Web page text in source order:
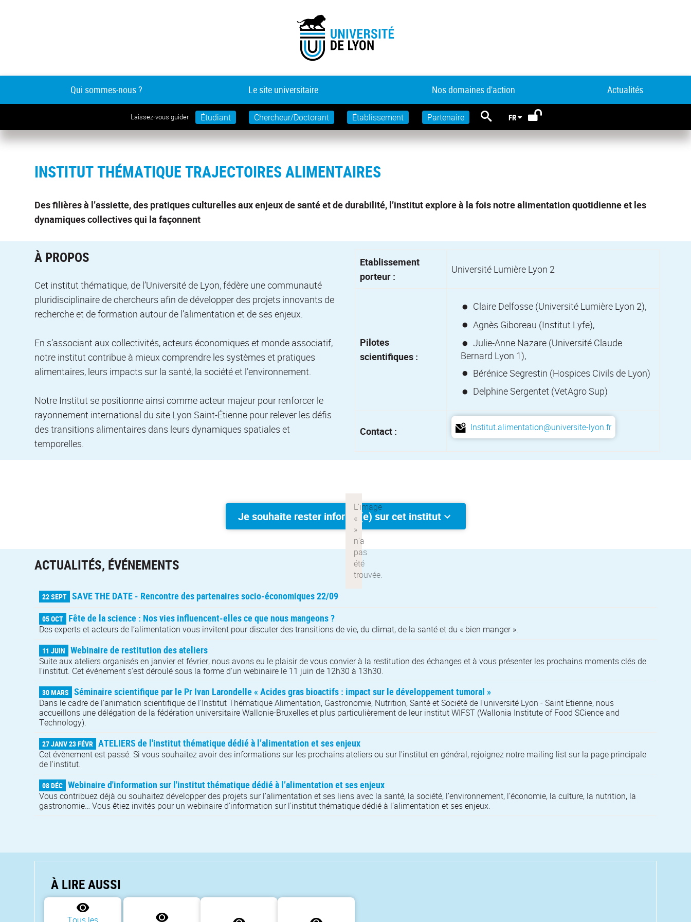
Qui sommes-nous ? Le site universitaire Nos domaines d'action Actualités
Laissez-vous guider Étudiant Chercheur/Doctorant Établissement Partenaire RECHERCHE
FR
INSTITUT THÉMATIQUE TRAJECTOIRES ALIMENTAIRES
Des filières à l’assiette, des pratiques culturelles aux enjeux de santé et de durabilité, l’institut explore à la fois notre alimentation quotidienne et les
dynamiques collectives qui la façonnent
À PROPOS
Cet institut thématique, de l’Université de Lyon, fédère une communauté
pluridisciplinaire de chercheurs afin de développer des projets innovants de
recherche et de formation autour de l’alimentation et de ses enjeux.
En s’associant aux collectivités, acteurs économiques et monde associatif,
notre institut contribue à mieux comprendre les systèmes et pratiques
alimentaires, leurs impacts sur la santé, la société et l’environnement.
Notre Institut se positionne ainsi comme acteur majeur pour renforcer le
rayonnement international du site Lyon Saint-Étienne pour relever les défis
des transitions alimentaires dans leurs dynamiques spatiales et
temporelles.
Etablissement
porteur :
Université Lumière Lyon 2
Pilotes
scientifiques :
Claire Delfosse (Université Lumière Lyon 2),
Agnès Giboreau (Institut Lyfe),
Julie-Anne Nazare (Université Claude
Bernard Lyon 1),
Bérénice Segrestin (Hospices Civils de Lyon)
Delphine Sergentet (VetAgro Sup)
Contact : Institut.alimentation@universite-lyon.fr
Je souhaite rester informé(e) sur cet institut
ACTUALITÉS, ÉVÉNEMENTS
22 SEPT SAVE THE DATE - Rencontre des partenaires socio-économiques 22/09
05 OCT Fête de la science : Nos vies influencent-elles ce que nous mangeons ?
Des experts et acteurs de l’alimentation vous invitent pour discuter des transitions de vie, du climat, de la santé et du « bien manger ».
11 JUIN Webinaire de restitution des ateliers
Suite aux ateliers organisés en janvier et février, nous avons eu le plaisir de vous convier à la restitution des échanges et à vous présenter les prochains moments clés de
l'institut. Cet événement s'est déroulé sous la forme d'un webinaire le 11 juin de 12h30 à 13h30.
30 MARS Séminaire scientifique par le Pr Ivan Larondelle « Acides gras bioactifs : impact sur le développement tumoral »
Dans le cadre de l'animation scientifique de l'Institut Thématique Alimentation, Gastronomie, Nutrition, Santé et Société de l'université Lyon - Saint Etienne, nous
accueillons une délégation de la fédération universitaire Wallonie-Bruxelles et plus particulièrement de leur institut WIFST (Wallonia Institute of Food SCience and
Technology).
27 JANV 23 FÉVR ATELIERS de l'institut thématique dédié à l’alimentation et ses enjeux
Cet évènement est passé. Si vous souhaitez avoir des informations sur les prochains ateliers ou sur l'institut en général, rejoignez notre mailing list sur la page principale
de l'institut.
08 DÉC Webinaire d'information sur l'institut thématique dédié à l’alimentation et ses enjeux
Vous contribuez déjà ou souhaitez développer des projets sur l’alimentation et ses liens avec la santé, la société, l’environnement, l’économie, la culture, la nutrition, la
gastronomie… Vous êtiez invités pour un webinaire d'information sur l'institut thématique dédié à l’alimentation et ses enjeux.
À LIRE AUSSI